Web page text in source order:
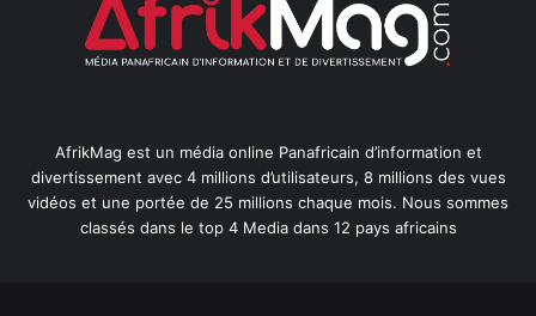
AfrikMag est un média online Panafricain d’information et
divertissement avec 4 millions d’utilisateurs, 8 millions des vues
vidéos et une portée de 25 millions chaque mois. Nous sommes
classés dans le top 4 Media dans 12 pays africains